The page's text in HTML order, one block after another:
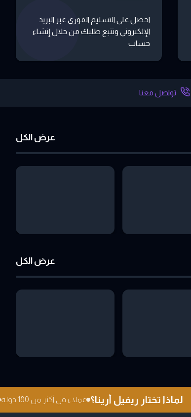
احصل على التسليم الفوري عبر البريد
الإلكتروني وتتبع طلبك من خلال إنشاء
حساب
تواصل معنا
عرض الكل
عرض الكل
لماذا تختار ريفيل أرينا؟ عملاء في أكثر من 180 دولة